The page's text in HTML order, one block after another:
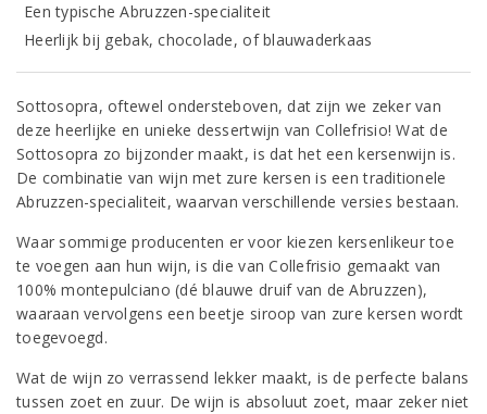
Een typische Abruzzen-specialiteit
Heerlijk bij gebak, chocolade, of blauwaderkaas
Sottosopra, oftewel ondersteboven, dat zijn we zeker van
deze heerlijke en unieke dessertwijn van Collefrisio! Wat de
Sottosopra zo bijzonder maakt, is dat het een kersenwijn is.
De combinatie van wijn met zure kersen is een traditionele
Abruzzen-specialiteit, waarvan verschillende versies bestaan.
Waar sommige producenten er voor kiezen kersenlikeur toe
te voegen aan hun wijn, is die van Collefrisio gemaakt van
100% montepulciano (dé blauwe druif van de Abruzzen),
waaraan vervolgens een beetje siroop van zure kersen wordt
toegevoegd.
Wat de wijn zo verrassend lekker maakt, is de perfecte balans
tussen zoet en zuur. De wijn is absoluut zoet, maar zeker niet